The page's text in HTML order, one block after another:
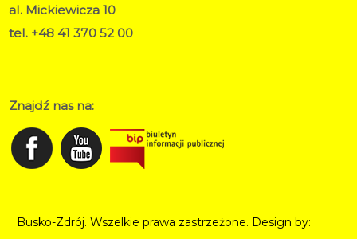
al. Mickiewicza 10
tel. +48 41 370 52 00
Znajdź nas na:
Busko-Zdrój. Wszelkie prawa zastrzeżone. Design by: